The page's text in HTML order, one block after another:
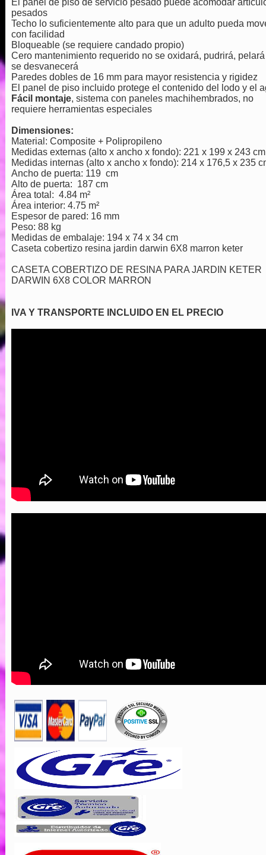
El panel de piso de servicio pesado puede acomodar
pesados
Techo lo suficientemente alto para que un adulto pueda
con facilidad
Bloqueable (se requiere candado propio)
Cero mantenimiento requerido no se oxidará, pudrirá,
se desvanecerá
Paredes dobles de 16 mm para mayor resistencia y rigidez
El panel de piso incluido protege el contenido del lodo y el
Fácil montaje, sistema con paneles machihembrados, no
requiere herramientas especiales
Dimensiones:
Material: Composite + Polipropileno
Medidas externas (alto x ancho x fondo): 221 x 199 x 243 cm
Medidas internas (alto x ancho x fondo): 214 x 176,5 x 235
Ancho de puerta: 119 cm
Alto de puerta: 187 cm
Área total: 4.84 m²
Área interior: 4.75 m²
Espesor de pared: 16 mm
Peso: 88 kg
Medidas de embalaje: 194 x 74 x 34 cm
Caseta cobertizo resina jardin darwin 6X8 marron keter
CASETA COBERTIZO DE RESINA PARA JARDIN KETER
DARWIN 6X8 COLOR MARRON
IVA Y TRANSPORTE INCLUIDO EN EL PRECIO